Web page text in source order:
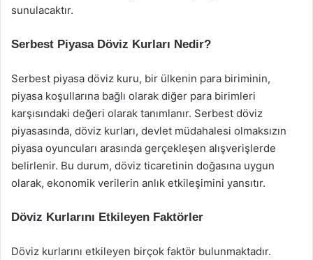
sunulacaktır.
Serbest Piyasa Döviz Kurları Nedir?
Serbest piyasa döviz kuru, bir ülkenin para biriminin,
piyasa koşullarına bağlı olarak diğer para birimleri
karşısındaki değeri olarak tanımlanır. Serbest döviz
piyasasında, döviz kurları, devlet müdahalesi olmaksızın
piyasa oyuncuları arasında gerçekleşen alışverişlerde
belirlenir. Bu durum, döviz ticaretinin doğasına uygun
olarak, ekonomik verilerin anlık etkileşimini yansıtır.
Döviz Kurlarını Etkileyen Faktörler
Döviz kurlarını etkileyen birçok faktör bulunmaktadır.